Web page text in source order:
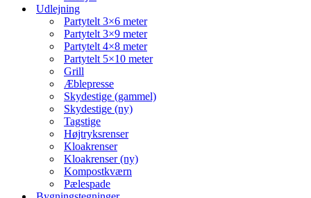
Udlejning
Partytelt 3×6 meter
Partytelt 3×9 meter
Partytelt 4×8 meter
Partytelt 5×10 meter
Grill
Æblepresse
Skydestige (gammel)
Skydestige (ny)
Tagstige
Højtryksrenser
Kloakrenser
Kloakrenser (ny)
Kompostkværn
Pælespade